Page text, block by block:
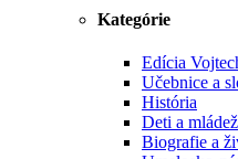
Kategórie
Edícia
Učebnice a
História
Deti a mládež
Biografie a